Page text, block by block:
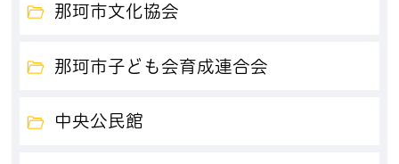
那珂市文化協会
那珂市子ども会育成連合会
中央公民館